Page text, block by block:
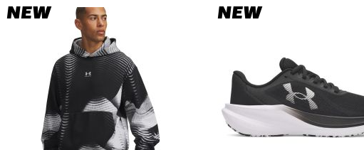
NEW NEW